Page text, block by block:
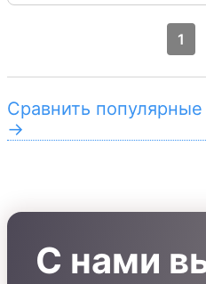
1
Сравнить
→
С нами